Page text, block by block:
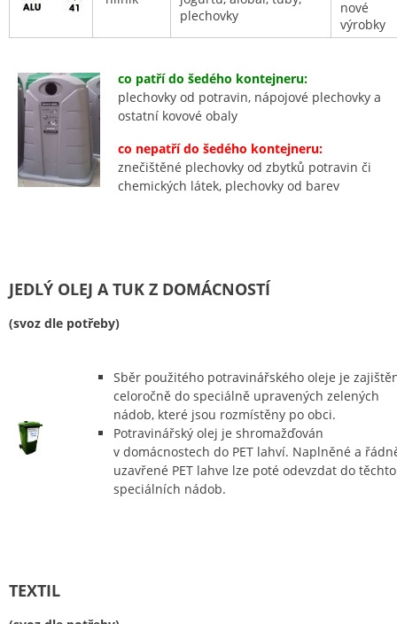
plechovky
nové
výrobky
co patří do šedého kontejneru:
plechovky od potravin, nápojové plechovky a
ostatní kovové obaly
co nepatří do šedého kontejneru:
znečištěné plechovky od zbytků potravin či
chemických látek, plechovky od barev
JEDLÝ OLEJ A TUK Z DOMÁCNOSTÍ
(svoz dle potřeby)
Sběr použitého potravinářského oleje je
celoročně do speciálně upravených zelených
nádob, které jsou rozmístěny po obci.
Potravinářský olej je shromažďován
v domácnostech do PET lahví. Naplněné a
uzavřené PET lahve lze poté odevzdat do těchto
speciálních nádob.
TEXTIL